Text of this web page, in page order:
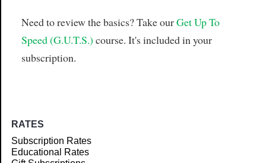
Need to review the basics? Take ourGet Up To
Speed (G.U.T.S.) course. It's included in your
subscription.
RATES
Subscription Rates
Educational Rates